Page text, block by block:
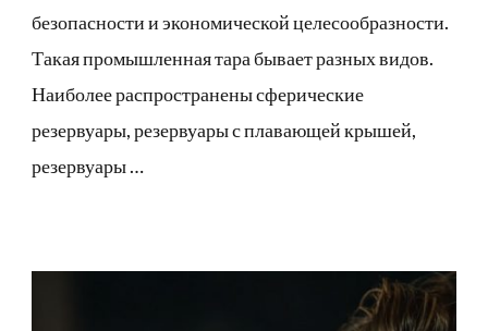
безопасности и экономической целесообразности.
Такая промышленная тара бывает разных видов.
Наиболее распространены сферические
резервуары, резервуары с плавающей крышей,
резервуары …